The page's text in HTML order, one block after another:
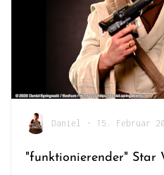
Daniel • 15. Februar
"funktionierender" Star